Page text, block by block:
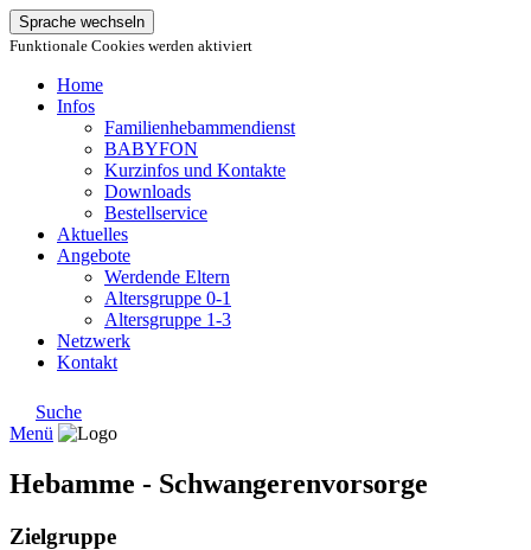
Sprache wechseln
Funktionale Cookies werden aktiviert
Home
Infos
Familienhebammendienst
BABYFON
Kurzinfos und Kontakte
Downloads
Bestellservice
Aktuelles
Angebote
Werdende Eltern
Altersgruppe 0-1
Altersgruppe 1-3
Netzwerk
Kontakt
Suche
Menü
Hebamme - Schwangerenvorsorge
Zielgruppe